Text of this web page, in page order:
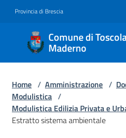
Provincia di Brescia
Comune di
Maderno
Comune
di
Toscolano
Maderno
Amministrazione
Home / Amministrazione /
Modulistica /
Modulistica Edilizia Privata e
Estratto sistema ambientale